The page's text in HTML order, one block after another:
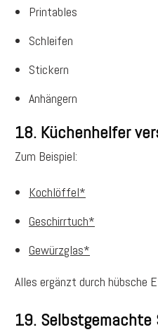
Printables
Schleifen
Stickern
Anhängern
18. Küchenhelfer
Zum Beispiel:
Kochlöffel*
Geschirrtuch*
Gewürzglas*
Alles ergänzt durch hübsche
19. Selbstgemachte